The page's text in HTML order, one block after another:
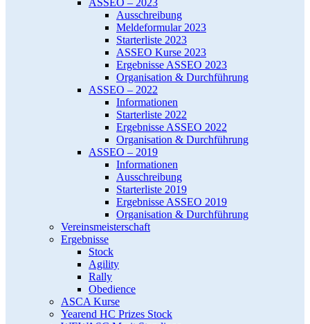
ASSEO – 2023
Ausschreibung
Meldeformular 2023
Starterliste 2023
ASSEO Kurse 2023
Ergebnisse ASSEO 2023
Organisation & Durchführung
ASSEO – 2022
Informationen
Starterliste 2022
Ergebnisse ASSEO 2022
Organisation & Durchführung
ASSEO – 2019
Informationen
Ausschreibung
Starterliste 2019
Ergebnisse ASSEO 2019
Organisation & Durchführung
Vereinsmeisterschaft
Ergebnisse
Stock
Agility
Rally
Obedience
ASCA Kurse
Yearend HC Prizes Stock